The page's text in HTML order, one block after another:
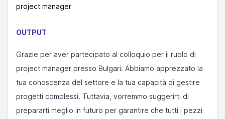
project manager
OUTPUT
Grazie per aver partecipato al colloquio per il ruolo di
project manager presso Bulgari. Abbiamo apprezzato la
tua conoscenza del settore e la tua capacità di gestire
progetti complessi. Tuttavia, vorremmo suggerirti di
prepararti meglio in futuro per garantire che tutti i pezzi